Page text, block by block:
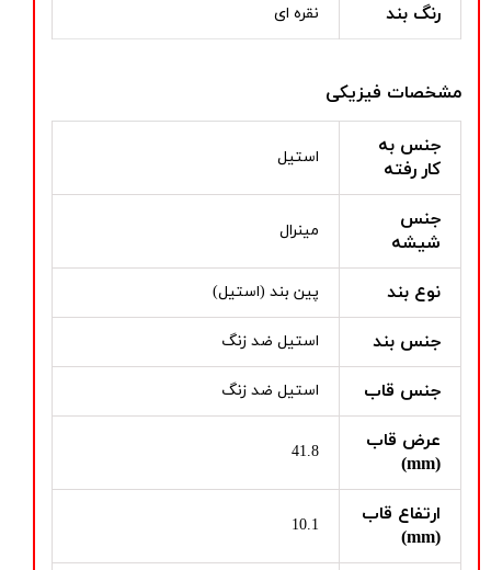
رنگ بند نقره ای
مشخصات فیزیکی
جنس به
کار رفته
استیل
جنس
شیشه
مینرال
نوع بند پین بند (استیل)
جنس بند استیل ضد زنگ
جنس قاب استیل ضد زنگ
عرض قاب
(mm)
41.8
ارتفاع قاب
(mm)
10.1